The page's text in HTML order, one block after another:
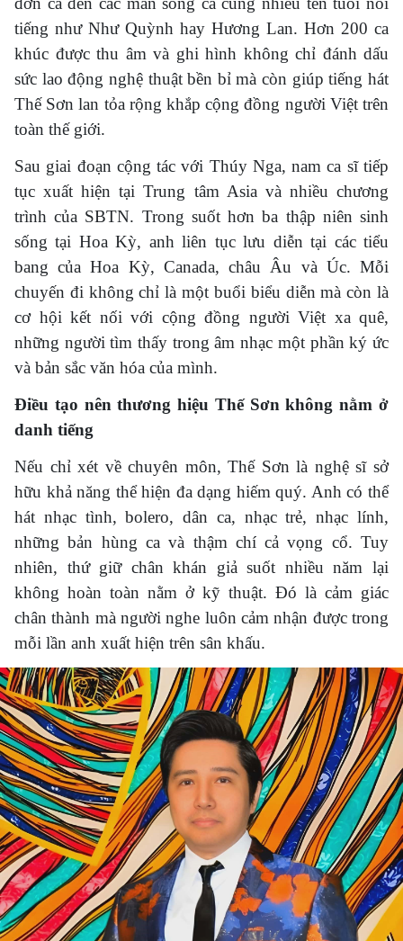
tiếng như Như Quỳnh hay Hương Lan. Hơn 200 ca
khúc được thu âm và ghi hình không chỉ đánh dấu
sức lao động nghệ thuật bền bỉ mà còn giúp tiếng hát
Thế Sơn lan tỏa rộng khắp cộng đồng người Việt trên
toàn thế giới.
Sau giai đoạn cộng tác với Thúy Nga, nam ca sĩ tiếp
tục xuất hiện tại Trung tâm Asia và nhiều chương
trình của SBTN. Trong suốt hơn ba thập niên sinh
sống tại Hoa Kỳ, anh liên tục lưu diễn tại các tiểu
bang của Hoa Kỳ, Canada, châu Âu và Úc. Mỗi
chuyến đi không chỉ là một buổi biểu diễn mà còn là
cơ hội kết nối với cộng đồng người Việt xa quê,
những người tìm thấy trong âm nhạc một phần ký ức
và bản sắc văn hóa của mình.
Điều tạo nên thương hiệu Thế Sơn không nằm ở
danh tiếng
Nếu chỉ xét về chuyên môn, Thế Sơn là nghệ sĩ sở
hữu khả năng thể hiện đa dạng hiếm quý. Anh có thể
hát nhạc tình, bolero, dân ca, nhạc trẻ, nhạc lính,
những bản hùng ca và thậm chí cả vọng cổ. Tuy
nhiên, thứ giữ chân khán giả suốt nhiều năm lại
không hoàn toàn nằm ở kỹ thuật. Đó là cảm giác
chân thành mà người nghe luôn cảm nhận được trong
mỗi lần anh xuất hiện trên sân khấu.